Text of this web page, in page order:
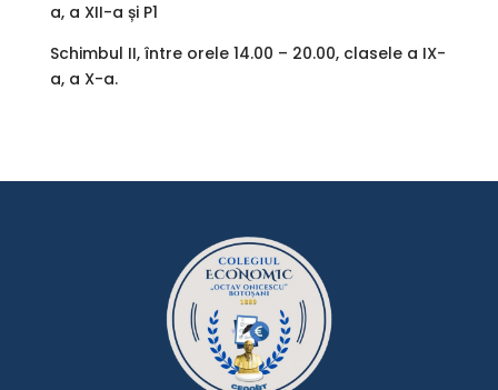
a, a XII-a și P1
Schimbul II, între orele 14.00 – 20.00, clasele a IX-
a, a X-a.